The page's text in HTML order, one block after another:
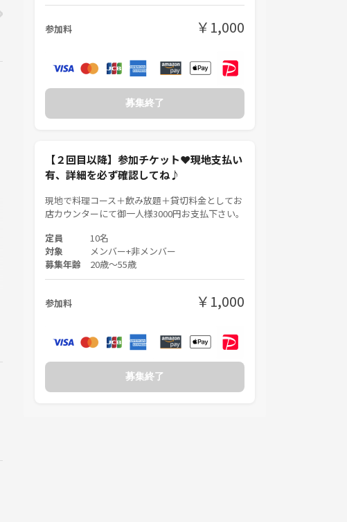
参加料 ￥1,000
募集終了
【２回目以降】参加チケット❤現地支払い
有、詳細を必ず確認してね♪
現地で料理コース＋飲み放題＋貸切料金としてお
店カウンターにて御一人様3000円お支払下さい。
定員 10名
対象
メンバー+非メンバー
募集年齢 20歳〜55歳
参加料 ￥1,000
募集終了